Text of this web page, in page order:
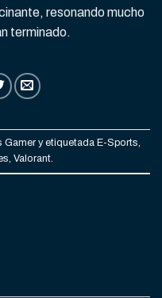
resonando mucho
terminado.
Gamer y etiquetada E-Sports,
, Valorant.